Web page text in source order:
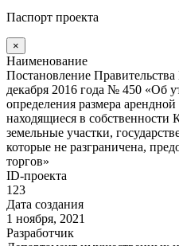
Паспорт проекта
×
Наименование
Постановление
декабря 2016 года № 450 «Об
определения размера
находящиеся в собственности
земельные участки,
которые не разграничена,
торгов»
ID-проекта
123
Дата создания
1 ноября, 2021
Разработчик